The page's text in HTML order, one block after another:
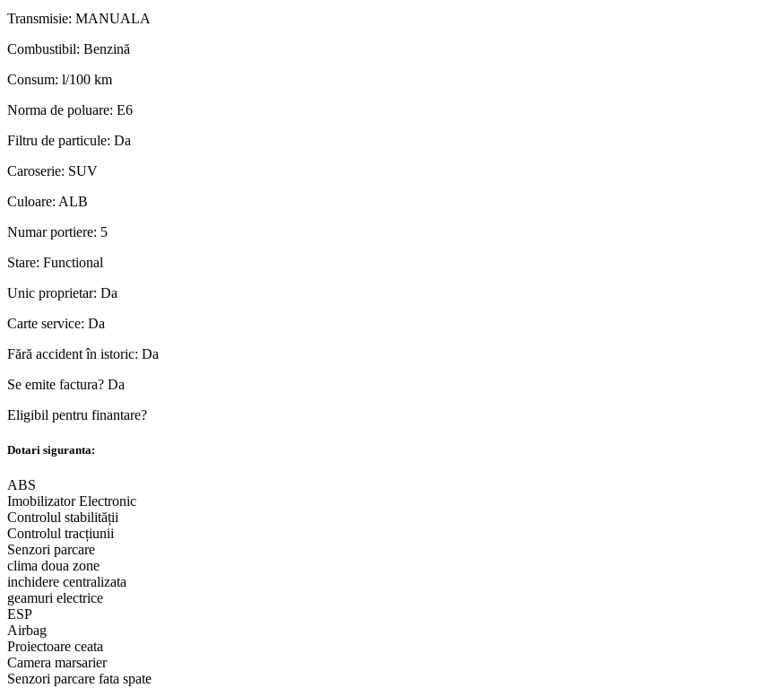
Transmisie: MANUALA
Combustibil: Benzină
Consum: l/100 km
Norma de poluare: E6
Filtru de particule: Da
Caroserie: SUV
Culoare: ALB
Numar portiere: 5
Stare: Functional
Unic proprietar: Da
Carte service: Da
Fără accident în istoric: Da
Se emite factura? Da
Eligibil pentru finantare?
Dotari siguranta:
ABS
Imobilizator Electronic
Controlul stabilității
Controlul tracțiunii
Senzori parcare
clima doua zone
inchidere centralizata
geamuri electrice
ESP
Airbag
Proiectoare ceata
Camera marsarier
Senzori parcare fata spate